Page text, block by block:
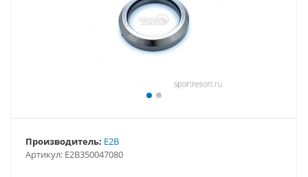
Артикул: E2B350047080
Производитель: E2B